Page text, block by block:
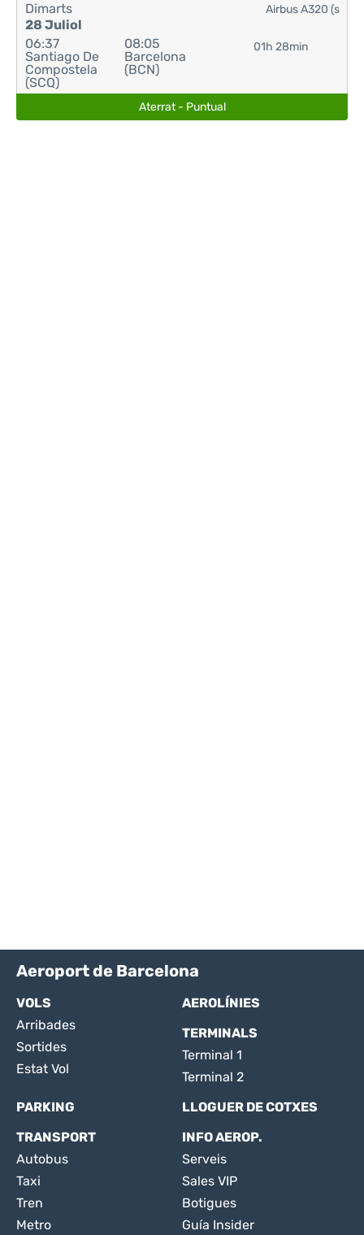
Dimarts
28 Juliol
06:37
Santiago De
Compostela
(SCQ)
08:05
Barcelona
(BCN)
01h 28min
Airbus A320 (s
Aterrat - Puntual
Aeroport de Barcelona
VOLS
Arribades
Sortides
Estat Vol
AEROLÍNIES
TERMINALS
Terminal 1
Terminal 2
PARKING
LLOGUER DE COTXES
TRANSPORT
Autobus
Taxi
Tren
Metro
INFO AEROP.
Serveis
Sales VIP
Botigues
Guía Insider